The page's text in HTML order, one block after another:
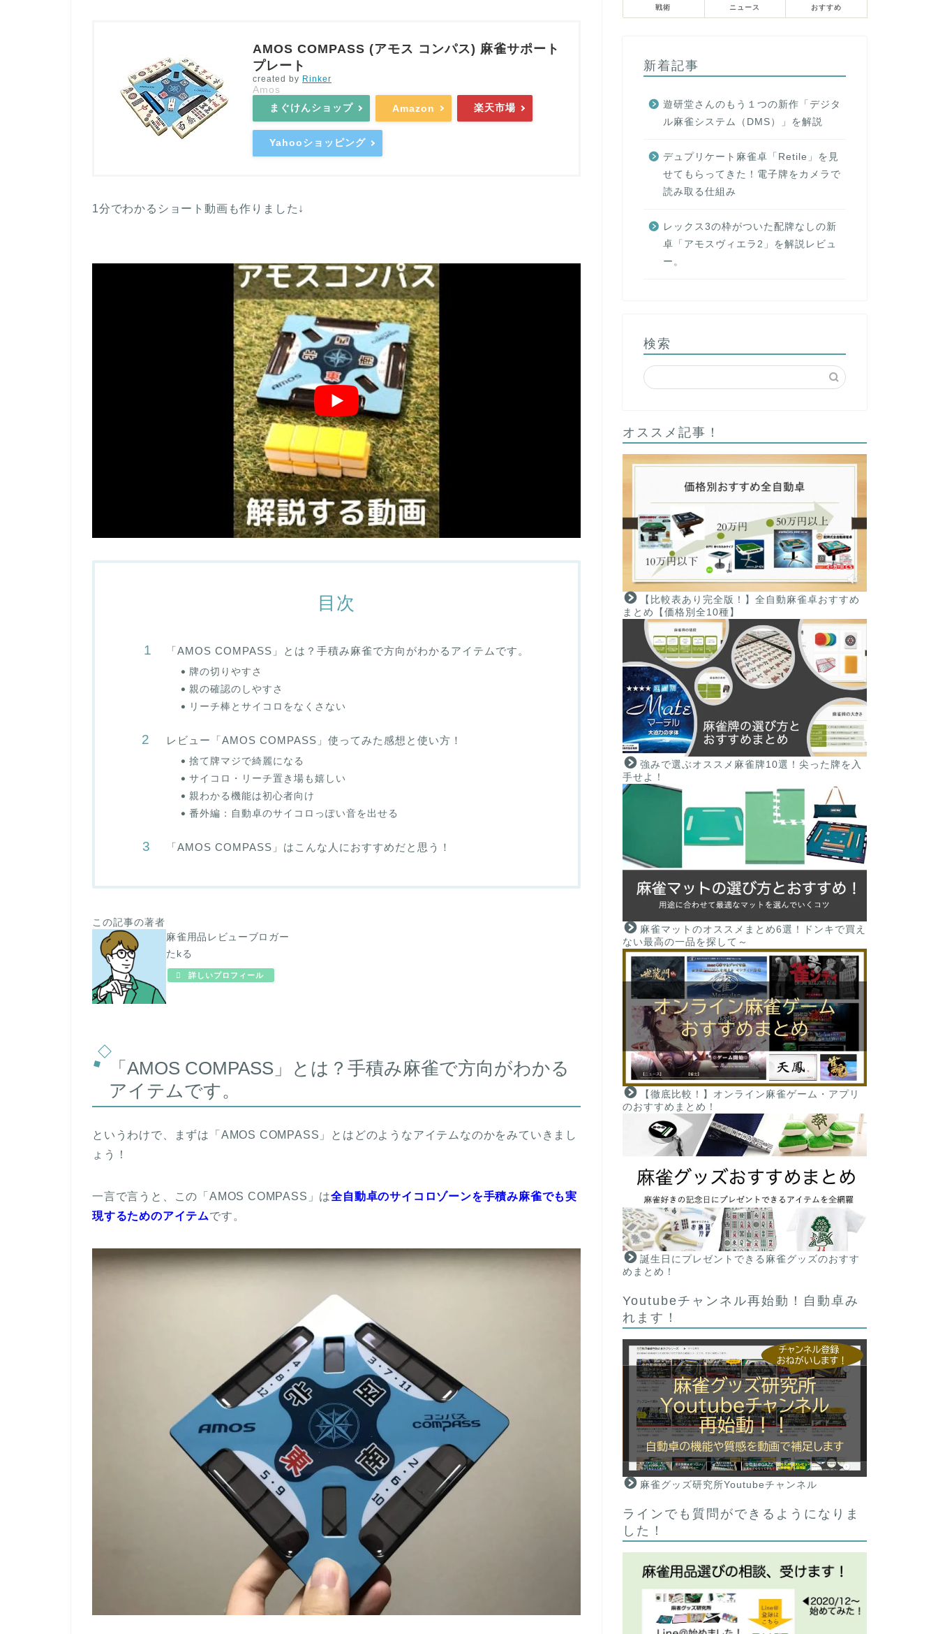
AMOS COMPASS (アモス コンパス) 麻雀サポート
プレート
created by Rinker
Amos
まぐけんショップ
Amazon 楽天市場
Yahooショッピング
1分でわかるショート動画も作りました↓
目次
「AMOS COMPASS」とは？手積み麻雀で方向がわかるアイテムです。
牌の切りやすさ
親の確認のしやすさ
リーチ棒とサイコロをなくさない
レビュー「AMOS COMPASS」使ってみた感想と使い方！
捨て牌マジで綺麗になる
サイコロ・リーチ置き場も嬉しい
親わかる機能は初心者向け
番外編：自動卓のサイコロっぽい音を出せる
「AMOS COMPASS」はこんな人におすすめだと思う！
この記事の著者
麻雀用品レビューブロガー
たkる
詳しいプロフィール
「AMOS COMPASS」とは？手積み麻雀で方向がわかる
アイテムです。
というわけで、まずは「AMOS COMPASS」とはどのようなアイテムなのかをみていきまし
ょう！
一言で言うと、この「AMOS COMPASS」は全自動卓のサイコロゾーンを手積み麻雀でも実
現するためのアイテムです。
戦術 ニュース おすすめ
新着記事
遊研堂さんのもう１つの新作「デジタ
ル麻雀システム（DMS）」を解説
デュプリケート麻雀卓「Retile」を見
せてもらってきた！電子牌をカメラで
読み取る仕組み
レックス3の枠がついた配牌なしの新
卓「アモスヴィエラ2」を解説レビュ
ー。
検索
オススメ記事！
【比較表あり完全版！】全自動麻雀卓おすすめ
まとめ【価格別全10種】
強みで選ぶオススメ麻雀牌10選！尖った牌を入
手せよ！
麻雀マットのオススメまとめ6選！ドンキで買え
ない最高の一品を探して～
【徹底比較！】オンライン麻雀ゲーム・アプリ
のおすすめまとめ！
誕生日にプレゼントできる麻雀グッズのおすす
めまとめ！
Youtubeチャンネル再始動！自動卓み
れます！
麻雀グッズ研究所Youtubeチャンネル
ラインでも質問ができるようになりま
した！